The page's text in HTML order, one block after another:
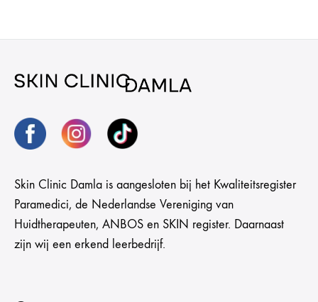
Skin Clinic Damla is aangesloten bij het Kwaliteitsregister
Paramedici, de Nederlandse Vereniging van
Huidtherapeuten, ANBOS en SKIN register. Daarnaast
zijn wij een erkend leerbedrijf.